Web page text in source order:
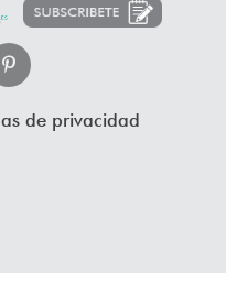
de privacidad